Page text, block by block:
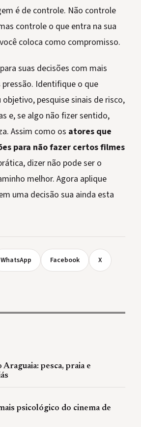
é de controle. Não controle
controle o que entra na sua
coloca como compromisso.
suas decisões com mais
Identifique o que
pesquise sinais de risco,
e, se algo não fizer sentido,
Assim como os atores que
para não fazer certos filmes
dizer não pode ser o
melhor. Agora aplique
uma decisão sua ainda esta
WhatsApp Facebook X
Araguaia: pesca, praia e
psicológico do cinema de